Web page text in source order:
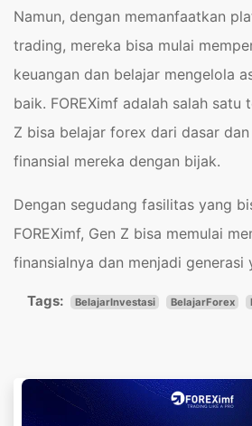
Namun, dengan memanfaatkan
trading, mereka bisa mulai
keuangan dan belajar mengelola
baik. FOREXimf adalah salah satu
Z bisa belajar forex dari dasar
finansial mereka dengan bijak.
Dengan segudang fasilitas yang
FOREXimf, Gen Z bisa memulai
finansialnya dan menjadi generasi
Tags: BelajarInvestasi BelajarForex